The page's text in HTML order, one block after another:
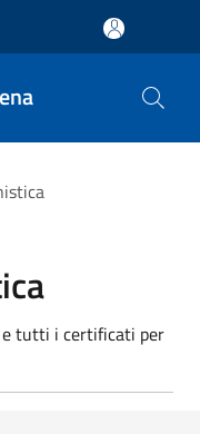
e tutti i certificati per